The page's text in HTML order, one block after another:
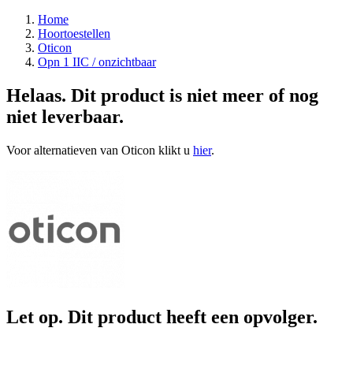
Home
Hoortoestellen
Oticon
Opn 1 IIC / onzichtbaar
Helaas. Dit product is niet meer of nog
niet leverbaar.
Voor alternatieven van Oticon klikt u hier.
Let op. Dit product heeft een opvolger.